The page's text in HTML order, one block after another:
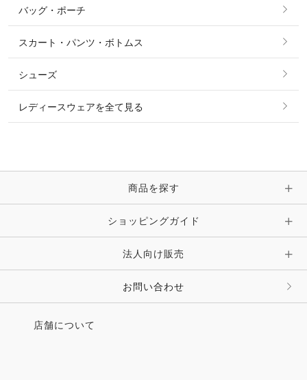
シャツ・ブラウス・ワンピース
ソックス
ベルト
マフラー・スカーフ・ストール・スヌード
時計・財布・キーケース・革小物
キーホルダー・チャーム・ストラップ
その他 ファッション雑貨
すべてのアクセサリー
リング
ピアス・イヤリング
ピン・ブローチ・コサージュ
その他 アクセサリー
バッグ・ポーチ
スカート・パンツ・ボトムス
シューズ
レディースウェアを全て見る
商品を探す
ショッピングガイド
法人向け販売
お問い合わせ
店舗について